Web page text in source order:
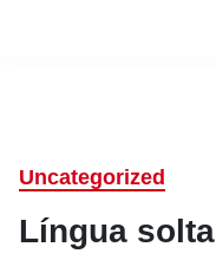
Uncategorized
Língua solta